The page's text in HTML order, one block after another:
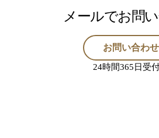
メールでお問
お問い合わせ
24時間365日受